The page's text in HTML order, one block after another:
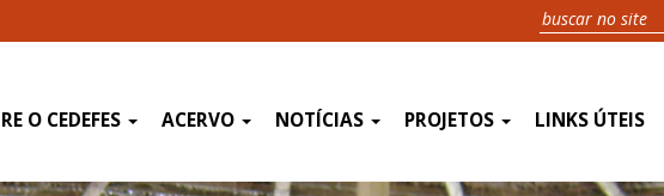
O CEDEFES ACERVO NOTÍCIAS PROJETOS LINKS ÚTEIS